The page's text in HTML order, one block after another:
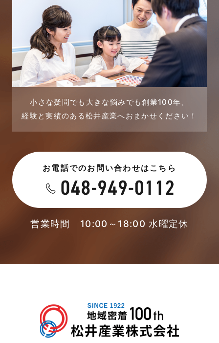
市民リフォームサービス
店舗・テナント施工事例
戸建賃貸住宅活用事例
採用情報
未分類
未分類
本店-ブログ
東武スカイツリーライン
注文住宅施工事例
2023年11月
2023年10月
2023年9月
2023年7月
2023年5月
2023年4月
2023年3月
2022年11月
小さな疑問でも大きな悩みでも創業100年、
経験と実績のある松井産業へおまかせください！
お電話でのお問い合わせはこちら
営業時間 10:00～18:00 水曜定休